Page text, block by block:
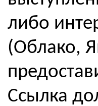
либо
(Облако,
Ссылка